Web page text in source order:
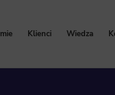
Klienci Wiedza